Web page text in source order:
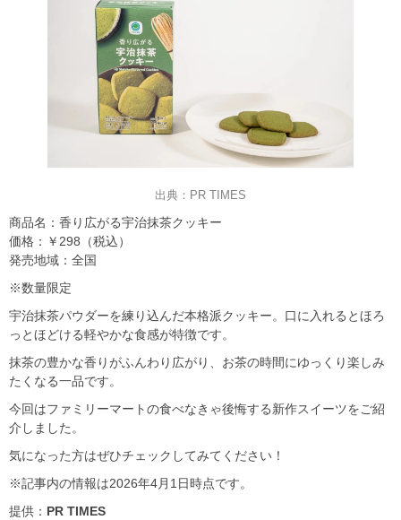
出典：PR TIMES
商品名：香り広がる宇治抹茶クッキー
価格：￥298（税込）
発売地域：全国
※数量限定
宇治抹茶パウダーを練り込んだ本格派クッキー。口に入れるとほろ
っとほどける軽やかな食感が特徴です。
抹茶の豊かな香りがふんわり広がり、お茶の時間にゆっくり楽しみ
たくなる一品です。
今回はファミリーマートの食べなきゃ後悔する新作スイーツをご紹
介しました。
気になった方はぜひチェックしてみてください！
※記事内の情報は2026年4月1日時点です。
提供： PR TIMES